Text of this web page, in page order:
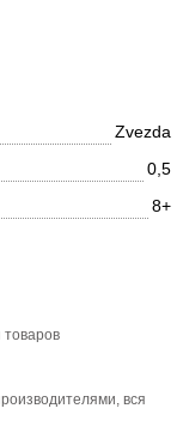
вся
Zvezda
0,5
8+